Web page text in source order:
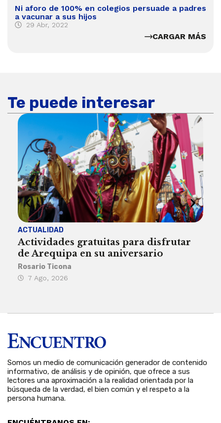
Ni aforo de 100% en colegios persuade a padres
a vacunar a sus hijos
29 Abr, 2022
CARGAR MÁS
Te puede interesar
ACTUALIDAD
Actividades gratuitas para disfrutar
de Arequipa en su aniversario
Rosario Ticona
7 Ago, 2026
Somos un medio de comunicación generador de contenido
informativo, de análisis y de opinión, que ofrece a sus
lectores una aproximación a la realidad orientada por la
búsqueda de la verdad, el bien común y el respeto a la
persona humana.